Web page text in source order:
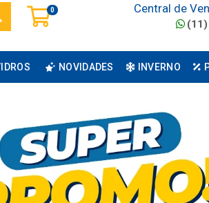
0 Central de
NOVIDADES INVERNO